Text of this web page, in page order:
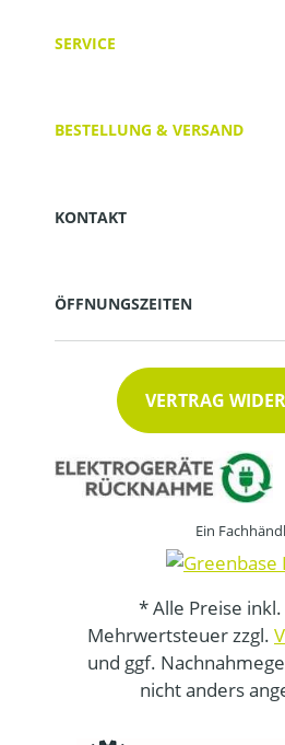
SERVICE
BESTELLUNG & VERSAND
KONTAKT
ÖFFNUNGSZEITEN
VERTRAG
Ein
* Alle Preise
Mehrwertsteuer zzgl.
und ggf.
nicht anders